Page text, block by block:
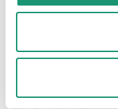
Une vitrine
alémanique
Grâce à ce
Promotion renforce